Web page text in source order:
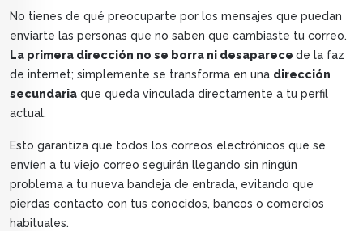
No tienes de qué preocuparte por los mensajes que puedan
enviarte las personas que no saben que cambiaste tu correo.
La primera dirección no se borra ni desaparece de la faz
de internet; simplemente se transforma en una dirección
secundaria que queda vinculada directamente a tu perfil
actual.
Esto garantiza que todos los correos electrónicos que se
envíen a tu viejo correo seguirán llegando sin ningún
problema a tu nueva bandeja de entrada, evitando que
pierdas contacto con tus conocidos, bancos o comercios
habituales.